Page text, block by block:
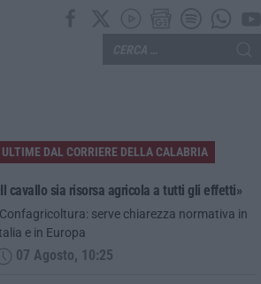
ULTIME DAL CORRIERE DELLA CALABRIA
cavallo sia risorsa agricola a tutti gli effetti»
serve chiarezza normativa in
e in Europa
07 Agosto, 10:25